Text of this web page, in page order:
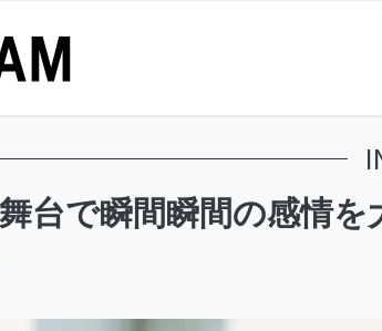
台で瞬間瞬間の感情